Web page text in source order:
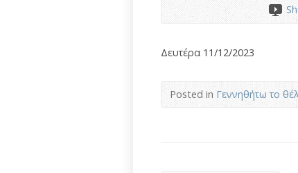
Δευτέρα 11/12/2023
Posted inΓεννηθήτω το